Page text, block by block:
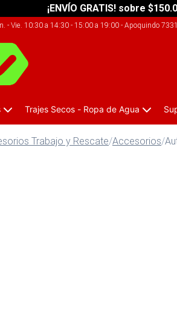
¡ENVÍO GRATIS! sobre
- Vie. 10:30 a 14:30 - 15:00 a 19:00- Apoquindo
Trajes Secos - Ropa de Agua
Trabajo y Rescate/Accesorios/